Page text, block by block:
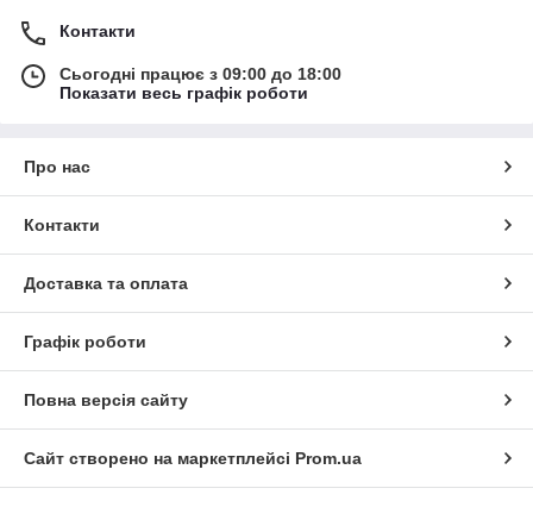
Контакти
Сьогодні працює з 09:00 до 18:00
Показати весь графік роботи
Про нас
Контакти
Доставка та оплата
Графік роботи
Повна версія сайту
Сайт створено на маркетплейсі Prom.ua